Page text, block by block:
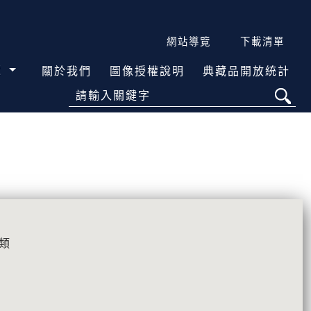
網站導覽 下載清單
關於我們 圖像授權說明 典藏品開放統計
請輸入關鍵字